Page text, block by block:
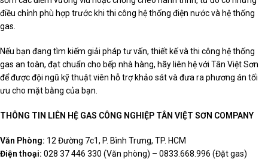
điều chỉnh phù hợp trước khi thi công hệ thống điện nước và hệ thống
gas.
Nếu bạn đang tìm kiếm giải pháp tư vấn, thiết kế và thi công hệ thống
gas an toàn, đạt chuẩn cho bếp nhà hàng, hãy liên hệ với Tân Việt Sơn
để được đội ngũ kỹ thuật viên hỗ trợ khảo sát và đưa ra phương án tối
ưu cho mặt bằng của bạn.
THÔNG TIN LIÊN HỆ GAS CÔNG NGHIỆP TÂN VIỆT SƠN COMPANY
Văn Phòng: 12 Đường 7c1, P. Bình Trưng, TP. HCM
Điện thoại: 028 37 446 330 (Văn phòng) – 0833.668.996 (Đặt gas)